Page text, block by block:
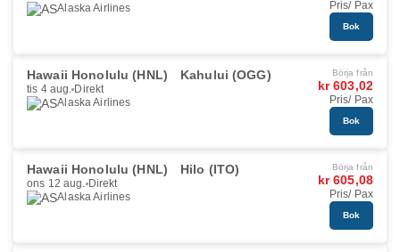
Alaska Airlines
Pris/ Pax
Bok
Hawaii Honolulu (HNL) Kahului (OGG)
tis 4 aug. Direkt
Alaska Airlines
Börja från
kr 603,02
Pris/ Pax
Bok
Hawaii Honolulu (HNL) Hilo (ITO)
ons 12 aug. Direkt
Alaska Airlines
Börja från
kr 605,08
Pris/ Pax
Bok